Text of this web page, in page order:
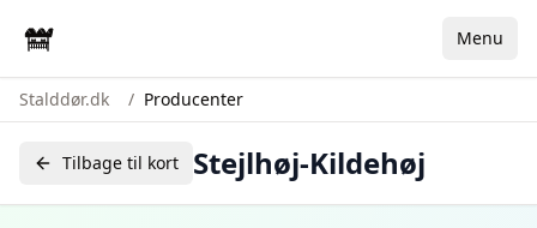
Menu
Stalddør.dk / Producenter
Tilbage til kort Stejlhøj-Kildehøj